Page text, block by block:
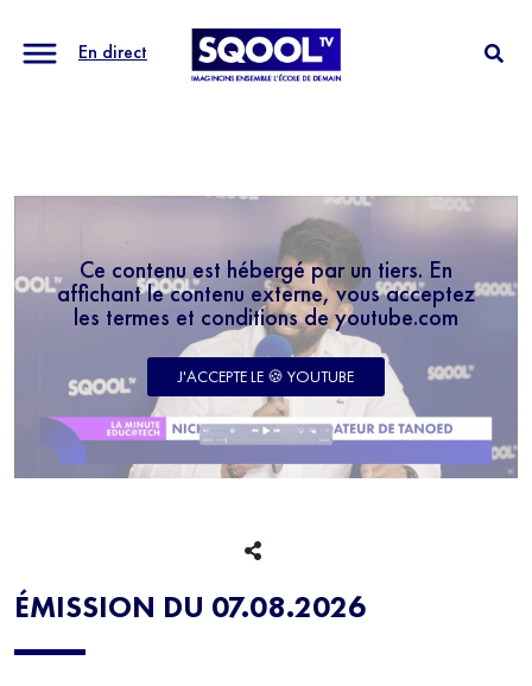
En direct
Ce contenu est hébergé par un tiers. En
affichant le contenu externe, vous acceptez
les termes et conditions de youtube.com
J'ACCEPTE LE 🍪 YOUTUBE
ÉMISSION DU 07.08.2026